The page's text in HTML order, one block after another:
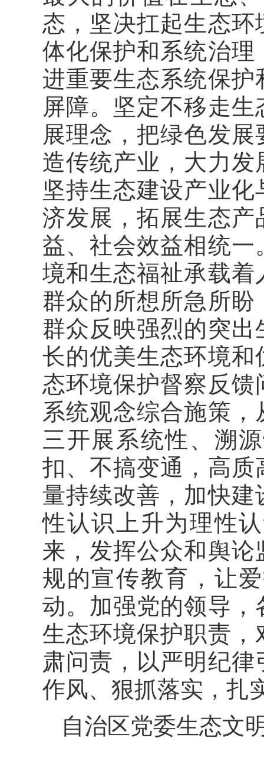
态，坚决扛起生态
体化保护和系统治
进重要生态系统保
屏障。坚定不移走
展理念，把绿色发
造传统产业，大力
坚持生态建设产业
济发展，拓展生态
益、社会效益相统
境和生态福祉承载
群众的所想所急所
群众反映强烈的突
长的优美生态环境
态环境保护督察反
系统观念综合施策
三开展系统性、溯
扣、不搞变通，高
量持续改善，加快
性认识上升为理性
来，发挥公众和舆
规的宣传教育，让
动。加强党的领导
生态环境保护职责
肃问责，以严明纪
作风、狠抓落实，扎
自治区党委生态文